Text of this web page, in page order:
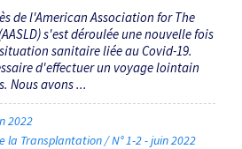
de l'American Association for The
s'est déroulée une nouvelle fois
sanitaire liée au Covid-19.
d'effectuer un voyage lointain
Nous avons ...
2022
la Transplantation / N° 1-2 - juin 2022